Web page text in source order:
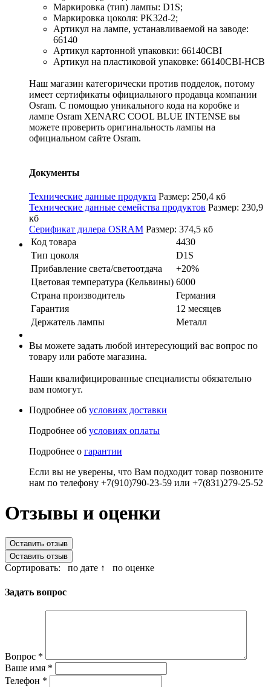
Маркировка (тип) лампы: D1S;
Маркировка цоколя: PK32d-2;
Артикул на лампе, устанавливаемой на заводе:
66140
Артикул картонной упаковки: 66140CBI
Артикул на пластиковой упаковке: 66140CBI-HCB
Наш магазин категорически против подделок, потому
имеет сертификаты официального продавца компании
Osram. С помощью уникального кода на коробке и
лампе Osram XENARC COOL BLUE INTENSE вы
можете проверить оригинальность лампы на
официальном сайте Osram.
Документы
Технические данные продукта Размер: 250,4 кб
Технические данные семейства продуктов Размер: 230,9
кб
Серификат дилера OSRAM Размер: 374,5 кб
Код товара
4430
Тип цоколя
D1S
Прибавление света/светоотдача
+20%
Цветовая температура (Кельвины) 6000
Страна производитель
Германия
Гарантия
12 месяцев
Держатель лампы
Металл
Вы можете задать любой интересующий вас вопрос по
товару или работе магазина.
Наши квалифицированные специалисты обязательно
вам помогут.
Подробнее об условиях доставки
Подробнее об условиях оплаты
Подробнее о гарантии
Если вы не уверены, что Вам подходит товар позвоните
нам по телефону +7(910)790-23-59 или +7(831)279-25-52
Отзывы и оценки
Оставить отзыв
Оставить отзыв
Сортировать: по дате ↑ по оценке
Задать вопрос
Вопрос *
Ваше имя *
Телефон *